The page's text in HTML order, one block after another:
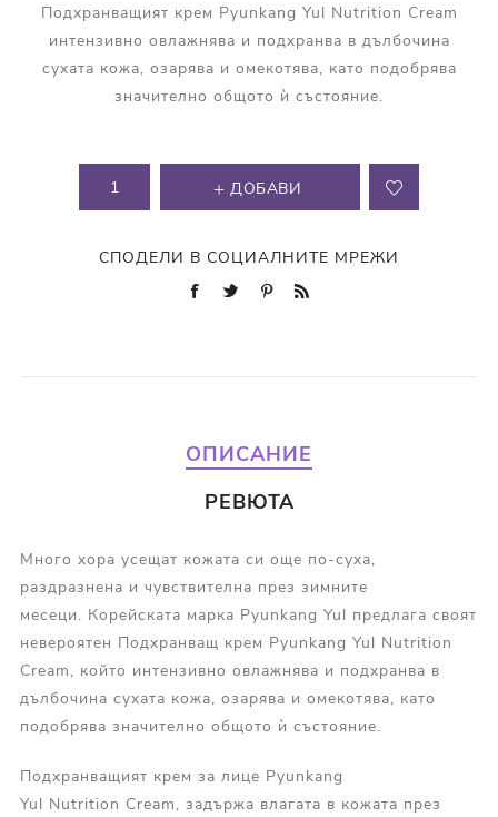
Подхранващият крем Pyunkang Yul Nutrition Cream
интензивно овлажнява и подхранва в дълбочина
сухата кожа, озарява и омекотява, като подобрява
значително общото ѝ състояние.
ДОБАВИ
СПОДЕЛИ В СОЦИАЛНИТЕ МРЕЖИ
ОПИСАНИЕ
РЕВЮТА
Много хора усещат кожата си още по-суха,
раздразнена и чувствителна през зимните
месеци. Корейската марка Pyunkang Yul предлага своят
невероятен Подхранващ крем Pyunkang Yul Nutrition
Cream, който интензивно овлажнява и подхранва в
дълбочина сухата кожа, озарява и омекотява, като
подобрява значително общото ѝ състояние.
Подхранващият крем за лице Pyunkang
Yul Nutrition Cream, задържа влагата в кожата през